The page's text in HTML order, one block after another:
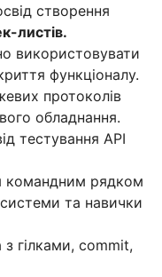
створення
листів.
використовувати
функціоналу.
протоколів
обладнання.
тестування API
командним рядком
та навички
з гілками, commit,